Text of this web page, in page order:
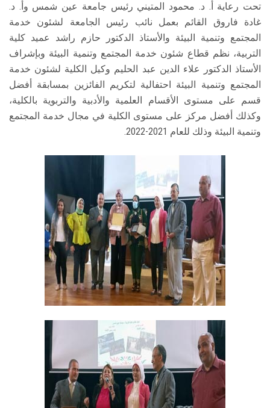
تحت رعاية أ. د. محمود المتيني رئيس جامعة عين شمس وأ. د.
غادة فاروق القائم بعمل نائب رئيس الجامعة لشئون خدمة
المجتمع وتنمية البيئة والأستاذ الدكتور حازم راشد عميد كلية
التربية، نظم قطاع شئون خدمة المجتمع وتنمية البيئة وبإشراف
الأستاذ الدكتور علاء الدين عبد الحليم وكيل الكلية لشئون خدمة
المجتمع وتنمية البيئة احتفالية لتكريم الفائزين بمسابقة أفضل
قسم على مستوى الأقسام العلمية والأدبية والتربوية بالكلية،
وكذلك أفضل مركز على مستوى الكلية في مجال خدمة المجتمع
وتنمية البيئة وذلك للعام 2021-2022.